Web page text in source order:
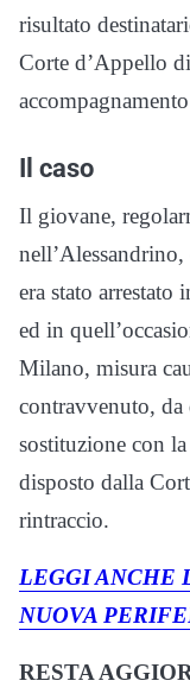
risultato
Corte d’Appello
Il caso
Il giovane,
era stato arrestato
ed in
Milano, misura
contravvenuto, da
sostituzione con
disposto dalla
rintraccio.
LEGGI ANCHE
NUOVA
RESTA